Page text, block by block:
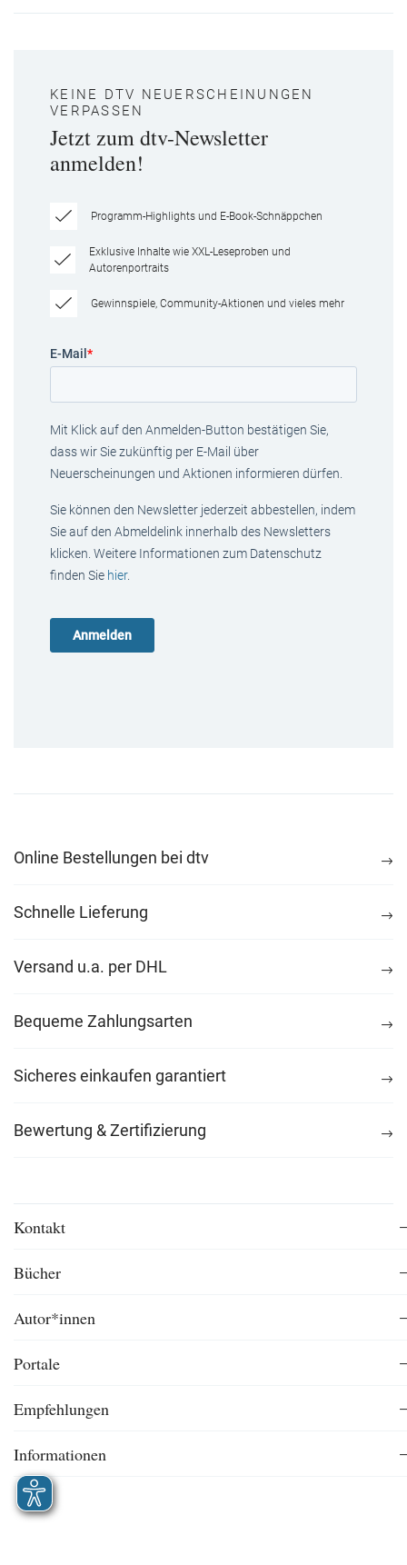
KEINE DTV NEUERSCHEINUNGEN
VERPASSEN
Jetzt zum dtv-Newsletter
anmelden!
Programm-Highlights und E-Book-Schnäppchen
Exklusive Inhalte wie XXL-Leseproben und
Autorenportraits
Gewinnspiele, Community-Aktionen und vieles mehr
E-Mail *
Mit Klick auf den Anmelden-Button bestätigen Sie,
dass wir Sie zukünftig per E-Mail über
Neuerscheinungen und Aktionen informieren dürfen.
Sie können den Newsletter jederzeit abbestellen, indem
Sie auf den Abmeldelink innerhalb des Newsletters
klicken. Weitere Informationen zum Datenschutz
finden Sie hier.
Online Bestellungen bei dtv
Schnelle Lieferung
Versand u.a. per DHL
Bequeme Zahlungsarten
Sicheres einkaufen garantiert
Bewertung & Zertifizierung
Kontakt
Bücher
Autor*innen
Portale
Empfehlungen
Informationen